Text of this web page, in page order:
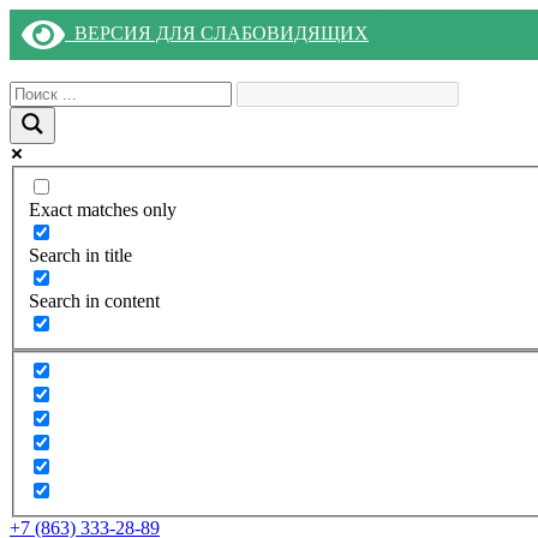
ВЕРСИЯ ДЛЯ СЛАБОВИДЯЩИХ
Exact matches only
Search in title
Search in content
+7 (863) 333-28-89